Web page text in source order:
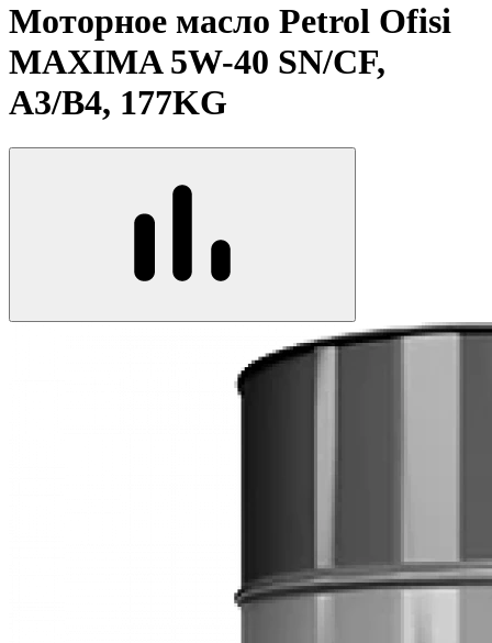
Моторное масло Petrol Ofisi
MAXIMA 5W-40 SN/CF,
A3/B4, 177KG